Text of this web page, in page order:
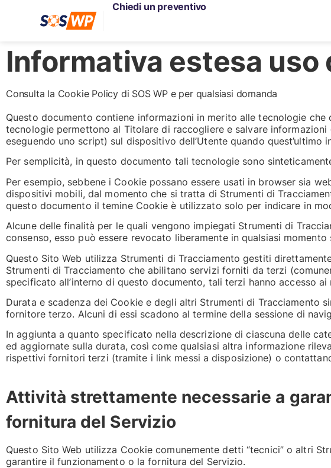
Chiedi un preventivo
Informativa estesa uso
Consulta la Cookie Policy di SOS WP e per qualsiasi domanda
Questo documento contiene informazioni in merito alle tecnologie
tecnologie permettono al Titolare di raccogliere e salvare
eseguendo uno script) sul dispositivo dell’Utente quando quest’ultimo
Per semplicità, in questo documento tali tecnologie sono
Per esempio, sebbene i Cookie possano essere usati in browser sia
dispositivi mobili, dal momento che si tratta di Strumenti di
questo documento il temine Cookie è utilizzato solo per indicare in
Alcune delle finalità per le quali vengono impiegati Strumenti di
consenso, esso può essere revocato liberamente in qualsiasi
Questo Sito Web utilizza Strumenti di Tracciamento gestiti
Strumenti di Tracciamento che abilitano servizi forniti da terzi
specificato all’interno di questo documento, tali terzi hanno accesso
Durata e scadenza dei Cookie e degli altri Strumenti di Tracciamento
fornitore terzo. Alcuni di essi scadono al termine della sessione di
In aggiunta a quanto specificato nella descrizione di ciascuna delle
ed aggiornate sulla durata, così come qualsiasi altra informazione
rispettivi fornitori terzi (tramite i link messi a disposizione) o
Attività strettamente necessarie a
fornitura del Servizio
Questo Sito Web utilizza Cookie comunemente detti “tecnici” o altri
garantire il funzionamento o la fornitura del Servizio.